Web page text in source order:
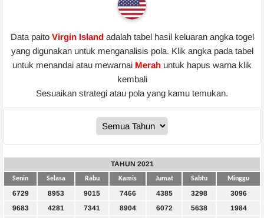
Data paito Virgin Island adalah tabel hasil keluaran angka togel
yang digunakan untuk menganalisis pola. Klik angka pada tabel
untuk menandai atau mewarnai Merah untuk hapus warna klik
kembali
Sesuaikan strategi atau pola yang kamu temukan.
TAHUN 2021
Senin Selasa Rabu Kamis Jumat Sabtu Minggu
6729 8953 9015 7466 4385 3298
3096
9683
4281 7341 8904 6072 5638
1984